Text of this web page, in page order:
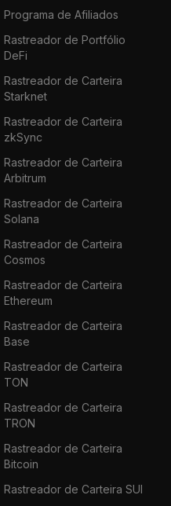
Programa de Afiliados
Rastreador de Portfólio
DeFi
Rastreador de Carteira
Starknet
Rastreador de Carteira
zkSync
Rastreador de Carteira
Arbitrum
Rastreador de Carteira
Solana
Rastreador de Carteira
Cosmos
Rastreador de Carteira
Ethereum
Rastreador de Carteira
Base
Rastreador de Carteira
TON
Rastreador de Carteira
TRON
Rastreador de Carteira
Bitcoin
Rastreador de Carteira SUI